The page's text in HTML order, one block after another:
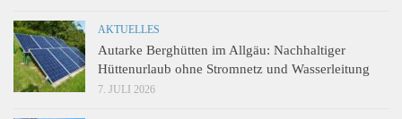
AKTUELLES
Autarke Berghütten im Allgäu: Nachhaltiger
Hüttenurlaub ohne Stromnetz und Wasserleitung
7. JULI 2026